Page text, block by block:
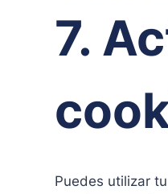
7.
Puedes utilizar